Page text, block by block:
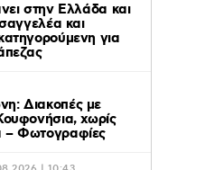
στην Ελλάδα και
και
για
Διακοπές με
χωρίς
– Φωτογραφίες